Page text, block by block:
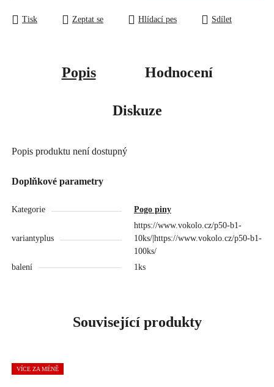
Tisk Zeptat se Hlídací pes Sdílet
Popis Hodnocení
Diskuze
Popis produktu není dostupný
Doplňkové parametry
Kategorie Pogo piny
variantyplus
https://www.vokolo.cz/p50-b1-
10ks/|https://www.vokolo.cz/p50-b1-
100ks/
balení
1ks
Související produkty
VÍCE ZA MÉNĚ